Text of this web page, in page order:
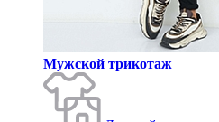
Мужской трикотаж